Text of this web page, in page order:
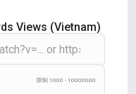
Views (Vietnam)
限制 1000 - 10000000